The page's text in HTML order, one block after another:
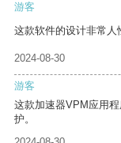
游客
这款软件的设计非常人
2024-08-30
游客
这款加速器VPM应用
护。